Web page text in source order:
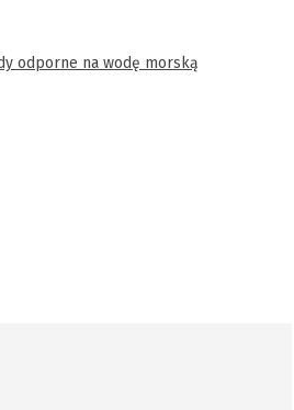
odporne na wodę morską